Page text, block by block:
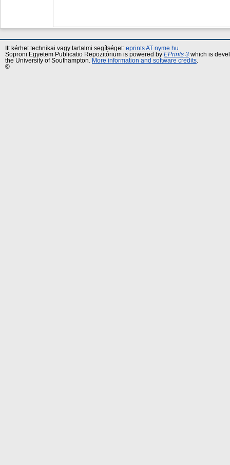
Itt kérhet technikai vagy tartalmi segítséget: eprints AT nyme.hu
Soproni Egyetem Publicatio Repozitórium is powered by EPrints 3 which is
the University of Southampton.
More information and software credits
©